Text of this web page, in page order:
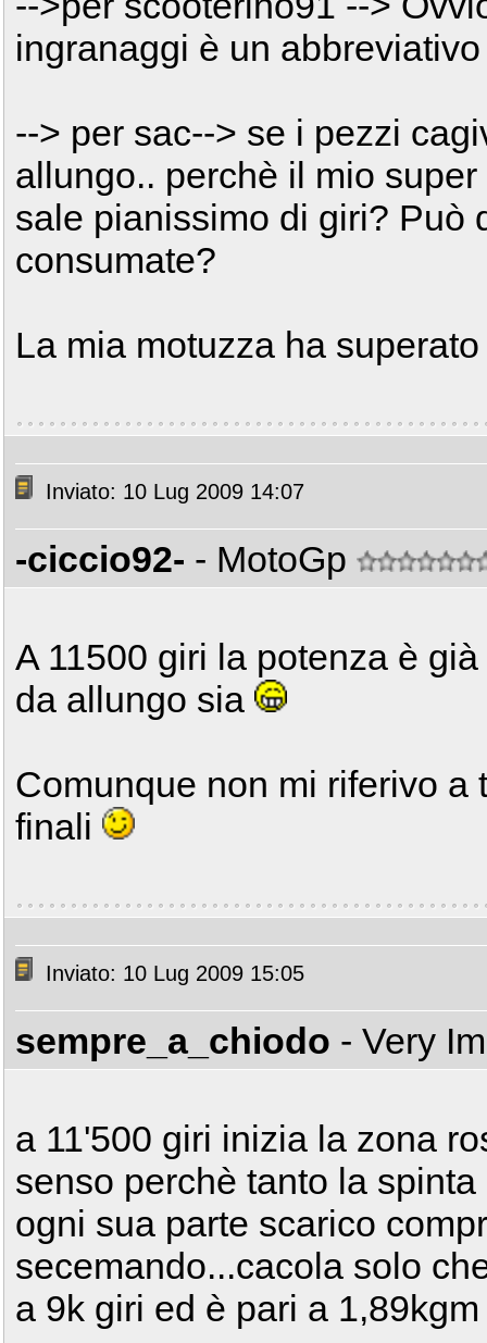
ingranaggi è un
--> per sac--> se i pezzi
allungo.. perchè il mio
sale pianissimo di giri? Può
consumate?
La mia motuzza ha
Inviato: 10 Lug 2009 14:07
-ciccio92- - MotoGp
A 11500 giri la potenza è
da allungo sia
Comunque non mi riferivo
finali
Inviato: 10 Lug 2009 15:05
sempre_a_chiodo - Very
a 11'500 giri inizia la zona
senso perchè tanto la
ogni sua parte scarico
secemando...cacola solo
a 9k giri ed è pari a